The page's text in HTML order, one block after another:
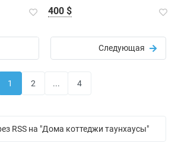
400 $
Следующая
1 2 ... 4
RSS на "Дома коттеджи таунхаусы"